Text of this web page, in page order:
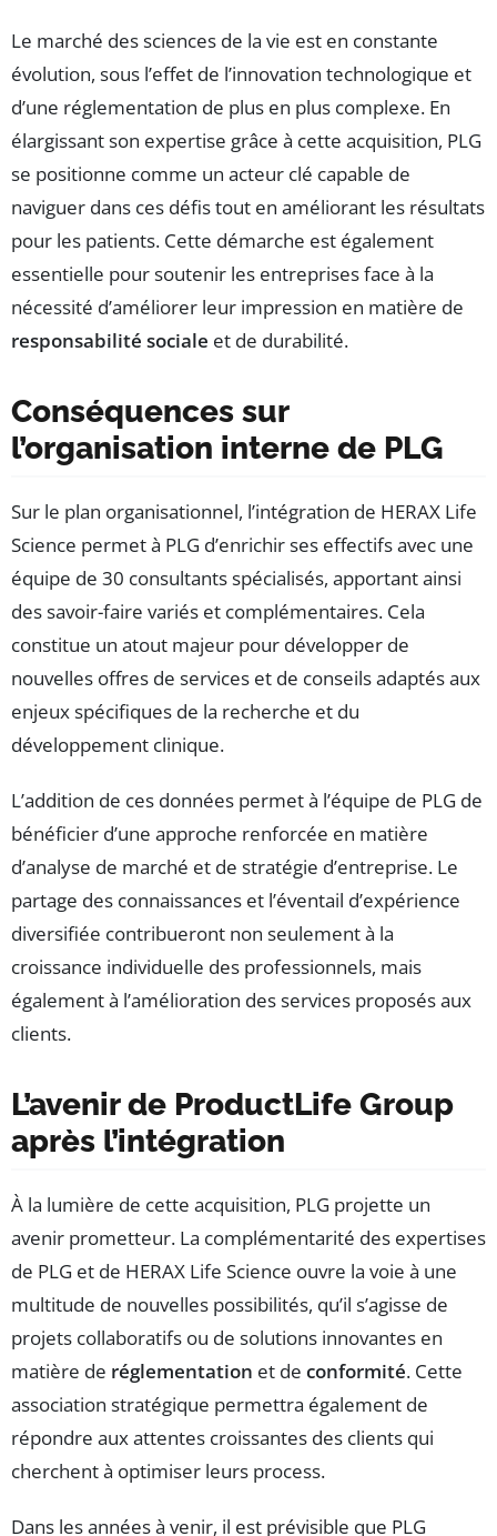
Le marché des sciences de la vie est en constante
évolution, sous l’effet de l’innovation technologique et
d’une réglementation de plus en plus complexe. En
élargissant son expertise grâce à cette acquisition, PLG
se positionne comme un acteur clé capable de
naviguer dans ces défis tout en améliorant les résultats
pour les patients. Cette démarche est également
essentielle pour soutenir les entreprises face à la
nécessité d’améliorer leur impression en matière de
responsabilité sociale et de durabilité.
Conséquences sur
l’organisation interne de PLG
Sur le plan organisationnel, l’intégration de HERAX Life
Science permet à PLG d’enrichir ses effectifs avec une
équipe de 30 consultants spécialisés, apportant ainsi
des savoir-faire variés et complémentaires. Cela
constitue un atout majeur pour développer de
nouvelles offres de services et de conseils adaptés aux
enjeux spécifiques de la recherche et du
développement clinique.
L’addition de ces données permet à l’équipe de PLG de
bénéficier d’une approche renforcée en matière
d’analyse de marché et de stratégie d’entreprise. Le
partage des connaissances et l’éventail d’expérience
diversifiée contribueront non seulement à la
croissance individuelle des professionnels, mais
également à l’amélioration des services proposés aux
clients.
L’avenir de ProductLife Group
après l’intégration
À la lumière de cette acquisition, PLG projette un
avenir prometteur. La complémentarité des expertises
de PLG et de HERAX Life Science ouvre la voie à une
multitude de nouvelles possibilités, qu’il s’agisse de
projets collaboratifs ou de solutions innovantes en
matière de réglementation et de conformité. Cette
association stratégique permettra également de
répondre aux attentes croissantes des clients qui
cherchent à optimiser leurs process.
Dans les années à venir, il est prévisible que PLG